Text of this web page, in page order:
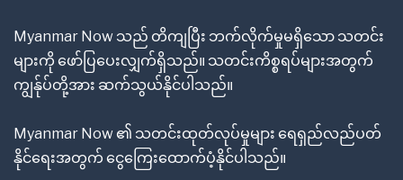
Myanmar Now သည် တိကျပြီး ဘက်လိုက်မှုမရှိသော သတင်း
များကို ဖော်ပြပေးလျှက်ရှိသည်။ သတင်းကိစ္စရပ်များအတွက်
ကျွန်ုပ်တို့အား ဆက်သွယ်နိုင်ပါသည်။
Myanmar Now ၏ သတင်းထုတ်လုပ်မှုများ ရေရှည်လည်ပတ်
နိုင်ရေးအတွက် ငွေကြေးထောက်ပံ့နိုင်ပါသည်။